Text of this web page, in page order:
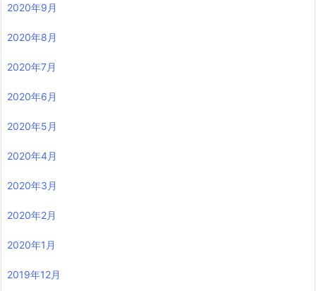
2020年9月
2020年8月
2020年7月
2020年6月
2020年5月
2020年4月
2020年3月
2020年2月
2020年1月
2019年12月